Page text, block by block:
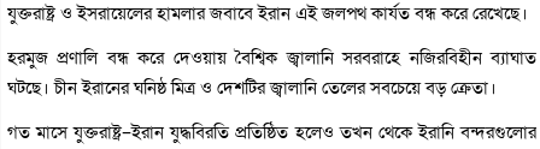
যুক্তরাষ্ট্র ও ইসরায়েলের হামলার জবাবে ইরান এই জলপথ কার্যত বন্ধ করে রেখেছে।
হরমুজ প্রণালি বন্ধ করে দেওয়ায় বৈশ্বিক জ্বালানি সরবরাহে নজিরবিহীন ব্যাঘাত
ঘটছে। চীন ইরানের ঘনিষ্ঠ মিত্র ও দেশটির জ্বালানি তেলের সবচেয়ে বড় ক্রেতা।
গত মাসে যুক্তরাষ্ট্র–ইরান যুদ্ধবিরতি প্রতিষ্ঠিত হলেও তখন থেকে ইরানি বন্দরগুলোর